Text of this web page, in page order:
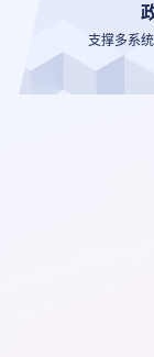
支撑多系